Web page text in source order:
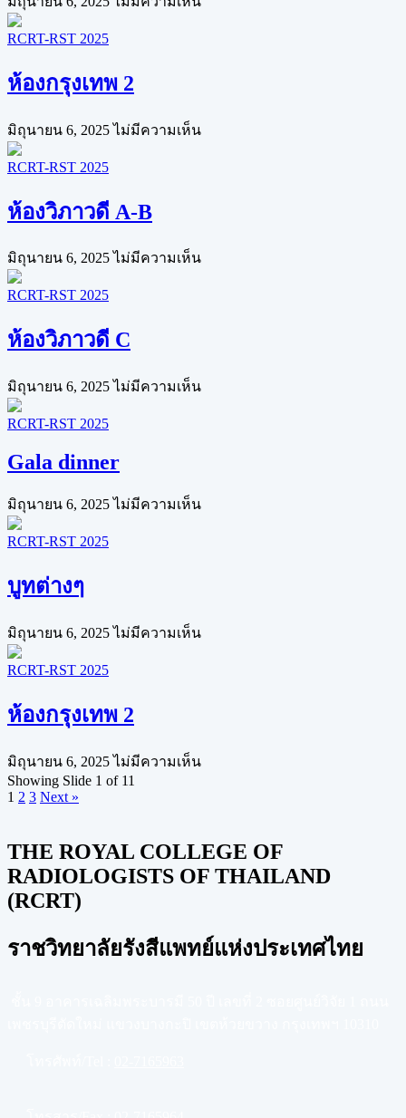
RCRT-RST 2025
ห้องกรุงเทพ 2
มิถุนายน 6, 2025ไม่มีความเห็น
RCRT-RST 2025
ห้องวิภาวดี A-B
มิถุนายน 6, 2025ไม่มีความเห็น
RCRT-RST 2025
ห้องวิภาวดี C
มิถุนายน 6, 2025ไม่มีความเห็น
RCRT-RST 2025
Gala dinner
มิถุนายน 6, 2025ไม่มีความเห็น
RCRT-RST 2025
บูทต่างๆ
มิถุนายน 6, 2025ไม่มีความเห็น
RCRT-RST 2025
ห้องกรุงเทพ 2
มิถุนายน 6, 2025ไม่มีความเห็น
Showing Slide 1 of 11
1 2 3 Next »
THE ROYAL COLLEGE OF
RADIOLOGISTS OF THAILAND
(RCRT)
ราชวิทยาลัยรังสีแพทย์แห่งประเทศไทย